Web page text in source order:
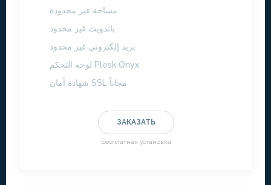
مساحة غير محدودة
باندويث غير محدود
بريد إلكتروني غير محدود
لوحه التحكم Plesk Onyx
شهادة أمان SSL مجاناً
ЗАКАЗАТЬ
Бесплатная установка